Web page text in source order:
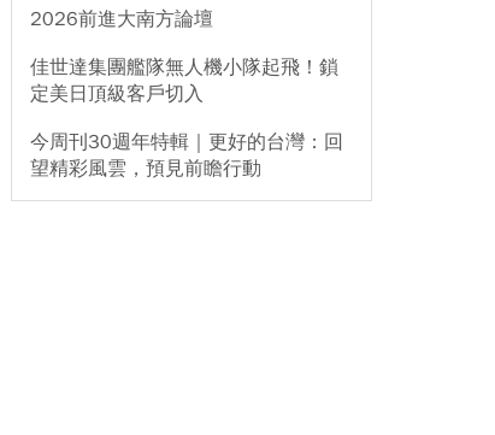
2026前進大南方論壇
佳世達集團艦隊無人機小隊起飛！鎖
定美日頂級客戶切入
今周刊30週年特輯｜更好的台灣：回
望精彩風雲，預見前瞻行動